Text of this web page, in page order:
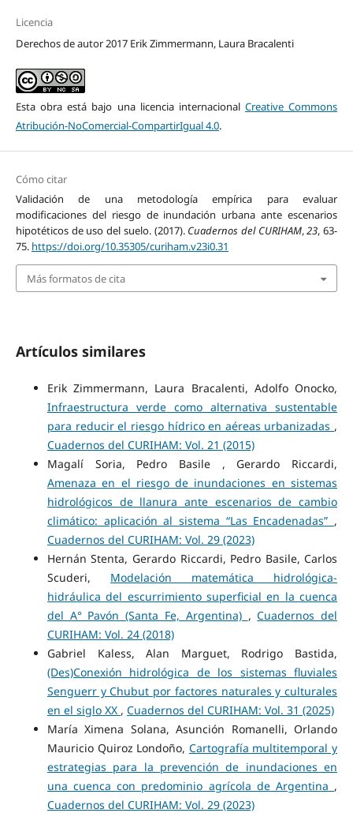
Licencia
Derechos de autor 2017 Erik Zimmermann, Laura Bracalenti
Esta obra está bajo una licencia internacional Creative Commons
Atribución-NoComercial-CompartirIgual 4.0.
Cómo citar
Validación de una metodología empírica para evaluar
modificaciones del riesgo de inundación urbana ante escenarios
hipotéticos de uso del suelo. (2017). Cuadernos del CURIHAM,23, 63-
75. https://doi.org/10.35305/curiham.v23i0.31
Más formatos de cita
Artículos similares
Erik Zimmermann, Laura Bracalenti, Adolfo Onocko,
Infraestructura verde como alternativa sustentable
para reducir el riesgo hídrico en aéreas urbanizadas ,
Cuadernos del CURIHAM: Vol. 21 (2015)
Magalí Soria, Pedro Basile , Gerardo Riccardi,
Amenaza en el riesgo de inundaciones en sistemas
hidrológicos de llanura ante escenarios de cambio
climático: aplicación al sistema “Las Encadenadas” ,
Cuadernos del CURIHAM: Vol. 29 (2023)
Hernán Stenta, Gerardo Riccardi, Pedro Basile, Carlos
Scuderi, Modelación matemática hidrológica-
hidráulica del escurrimiento superficial en la cuenca
del A° Pavón (Santa Fe, Argentina) ,Cuadernos del
CURIHAM: Vol. 24 (2018)
Gabriel Kaless, Alan Marguet, Rodrigo Bastida,
(Des)Conexión hidrológica de los sistemas fluviales
Senguerr y Chubut por factores naturales y culturales
en el siglo XX , Cuadernos del CURIHAM: Vol. 31 (2025)
María Ximena Solana, Asunción Romanelli, Orlando
Mauricio Quiroz Londoño, Cartografía multitemporal y
estrategias para la prevención de inundaciones en
una cuenca con predominio agrícola de Argentina ,
Cuadernos del CURIHAM: Vol. 29 (2023)